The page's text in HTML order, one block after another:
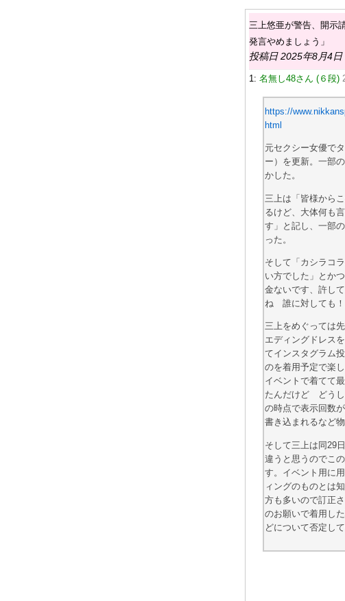
三上悠亜が警告、開示
発言やめましょう」
投稿日 2025年8月4
1: 名無し48さん (６段)
https://
html
元セクシー女優で
ー）を更新。一部
かした。
三上は「皆様から
るけど、大体何も
す」と記し、一部
った。
そして「カシラコ
い方でした」とか
金ないです、許し
ね 誰に対しても！
三上をめぐっては
エディングドレス
てインスタグラム
のを着用予定で楽
イベントで着てて
たんだけど どうし
の時点で表示回数
書き込まれるなど物
そして三上は同29
違うと思うのでこ
す。イベント用に
ィングのものとは
方も多いので訂正
のお願いで着用し
どについて否定して